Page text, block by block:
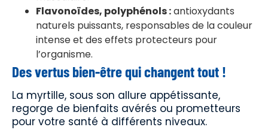
Flavonoïdes, polyphénols :antioxydants
naturels puissants, responsables de la couleur
intense et des effets protecteurs pour
l’organisme.
Des vertus bien-être qui changent tout !
La myrtille, sous son allure appétissante,
regorge de bienfaits avérés ou prometteurs
pour votre santé à différents niveaux.